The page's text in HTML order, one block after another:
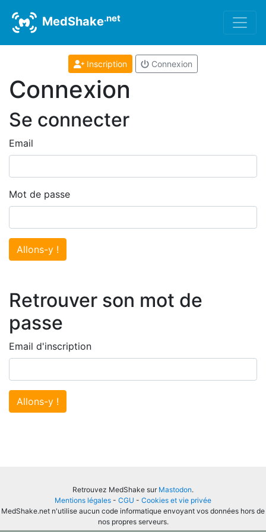
MedShake.net
Inscription Connexion
Connexion
Se connecter
Email
Mot de passe
Allons-y !
Retrouver son mot de
passe
Email d'inscription
Allons-y !
Retrouvez MedShake sur Mastodon.
Mentions légales - CGU - Cookies et vie privée
MedShake.net n'utilise aucun code informatique envoyant vos données hors de
nos propres serveurs.